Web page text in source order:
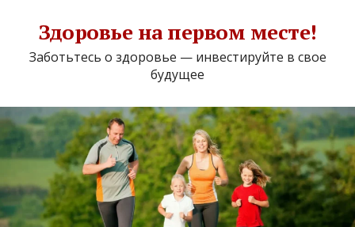
Здоровье на первом месте!
Заботьтесь о здоровье — инвестируйте в свое
будущее